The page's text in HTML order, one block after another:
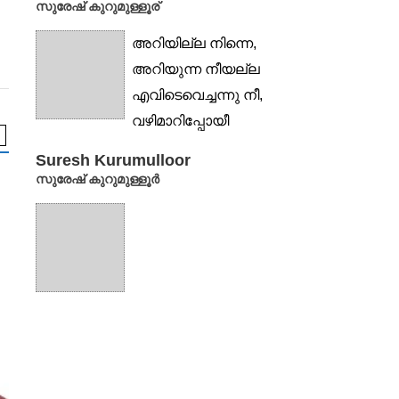
സുരേഷ് കുറുമുള്ളൂര്
അറിയില്ല നിന്നെ,
അറിയുന്ന നീയല്ല
എവിടെവെച്ചന്നു നീ,
വഴിമാറിപ്പോയീ
നടകൊണ്ട പാദങ്ങള്
Suresh Kurumulloor
സുരേഷ് കുറുമുള്ളൂര്‍